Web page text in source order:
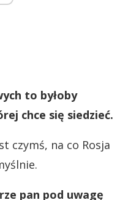
to byłoby
chce się siedzieć.
czymś, na co Rosja
pan pod uwagę